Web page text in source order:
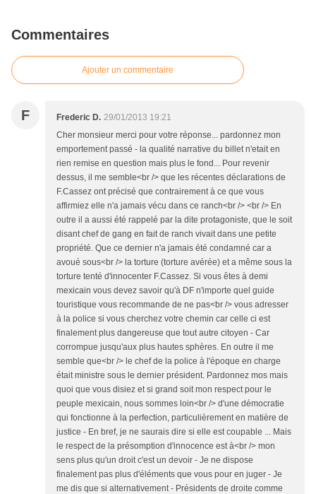
Commentaires
Ajouter un commentaire
F Frederic D. 29/01/2013 19:21
Cher monsieur merci pour votre réponse... pardonnez mon
emportement passé - la qualité narrative du billet n'etait en
rien remise en question mais plus le fond... Pour revenir
dessus, il me semble<br /> que les récentes déclarations de
F.Cassez ont précisé que contrairement à ce que vous
affirmiez elle n'a jamais vécu dans ce ranch<br /> <br /> En
outre il a aussi été rappelé par la dite protagoniste, que le soit
disant chef de gang en fait de ranch vivait dans une petite
propriété. Que ce dernier n'a jamais été condamné car a
avoué sous<br /> la torture (torture avérée) et a même sous la
torture tenté d'innocenter F.Cassez. Si vous êtes à demi
mexicain vous devez savoir qu'à DF n'importe quel guide
touristique vous recommande de ne pas<br /> vous adresser
à la police si vous cherchez votre chemin car celle ci est
finalement plus dangereuse que tout autre citoyen - Car
corrompue jusqu'aux plus hautes sphères. En outre il me
semble que<br /> le chef de la police à l'époque en charge
était ministre sous le dernier président. Pardonnez mos mais
quoi que vous disiez et si grand soit mon respect pour le
peuple mexicain, nous sommes loin<br /> d'une démocratie
qui fonctionne à la perfection, particulièrement en matière de
justice - En bref, je ne saurais dire si elle est coupable ... Mais
le respect de la présomption d'innocence est à<br /> mon
sens plus qu'un droit c'est un devoir - Je ne dispose
finalement pas plus d'éléments que vous pour en juger - Je
me dis que si alternativement - Présidents de droite comme